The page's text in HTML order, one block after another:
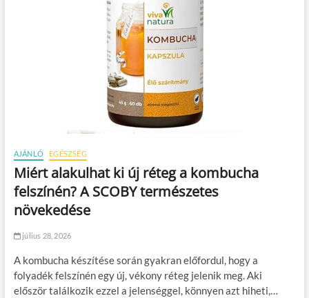
AJÁNLÓ EGÉSZSÉG
Miért alakulhat ki új réteg a kombucha
felszínén? A SCOBY természetes
növekedése
július 28, 2026
A kombucha készítése során gyakran előfordul, hogy a
folyadék felszínén egy új, vékony réteg jelenik meg. Aki
először találkozik ezzel a jelenséggel, könnyen azt hiheti,…